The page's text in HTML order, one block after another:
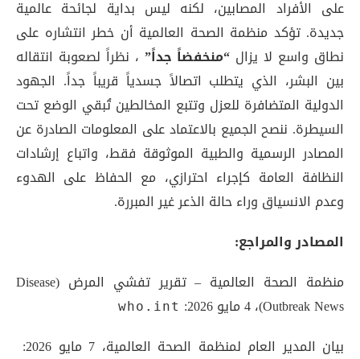
على الأفراد المصابين، لكنه ليس بداية لجائحة عالمية
جديدة. تؤكد منظمة الصحة العالمية أن خطر انتشاره على
نطاق واسع لا يزال “منخفضاً جداً” ، نظراً لصعوبة انتقاله
بين البشر، الذي يتطلب اتصالاً جسدياً قريباً جداً. الجهود
الدولية المتضافرة للعزل وتتبع المخالطين تُبقي الوضع تحت
السيطرة. ننصح الجميع بالاعتماد على المعلومات الصادرة عن
المصادر الرسمية والطبية الموثوقة فقط، واتباع إرشادات
النظافة العامة كإجراء احترازي، مع الحفاظ على الهدوء
وعدم الانسياق وراء حالة الذعر غير المبررة.
المصادر والمراجع:
منظمة الصحة العالمية – تقرير تفشي المرض (Disease
Outbreak News)، 4 مايو 2026:
who.int
بيان المدير العام لمنظمة الصحة العالمية، 7 مايو 2026: